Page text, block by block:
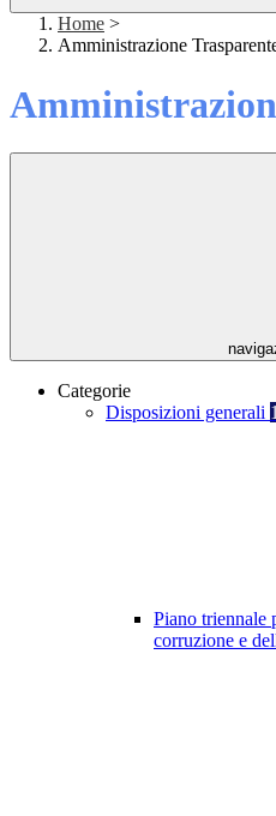
Home >
Amministrazione
Categorie
Disposizioni generali
Piano triennale
corruzione e